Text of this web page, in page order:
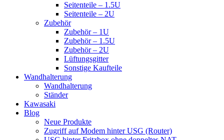
Seitenteile – 1.5U
Seitenteile – 2U
Zubehör
Zubehör – 1U
Zubehör – 1.5U
Zubehör – 2U
Lüftungsgitter
Sonstige Kaufteile
Wandhalterung
Wandhalterung
Ständer
Kawasaki
Blog
Neue Produkte
Zugriff auf Modem hinter USG (Router)